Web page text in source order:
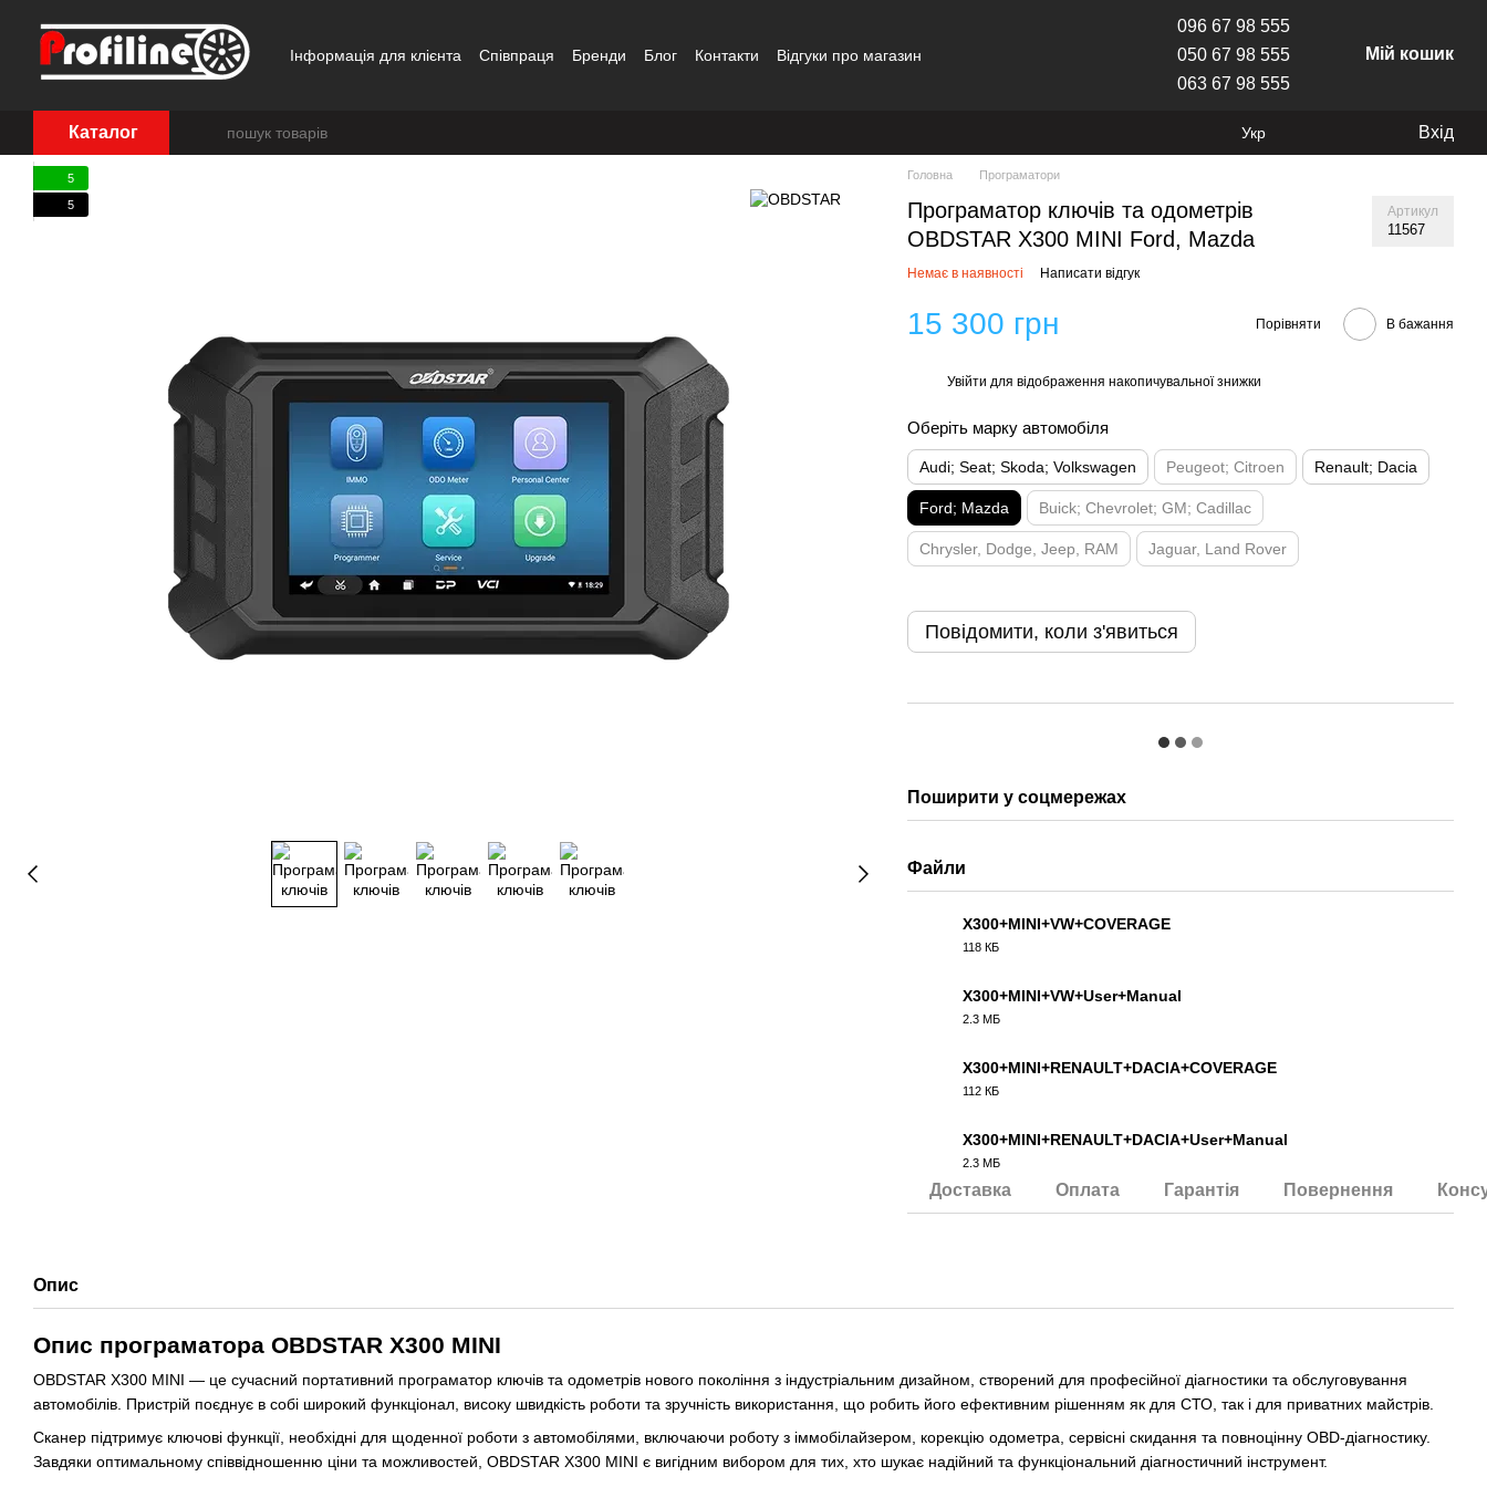
Інформація для клієнта Співпраця Бренди Блог Контакти Відгуки про магазин
096 67 98 555
050 67 98 555
063 67 98 555
Мій кошик
Каталог Укр Вхід
5
5
Головна Програматори
Програматор ключів та одометрів
OBDSTAR X300 MINI Ford, Mazda
Артикул
11567
Немає в наявності Написати відгук
15 300 грн Порівняти В бажання
Увійти для відображення накопичувальної знижки
Оберіть марку автомобіля
Audi; Seat; Skoda; Volkswagen Peugeot; Citroen Renault; Dacia
Ford; Mazda Buick; Chevrolet; GM; Cadillac
Chrysler, Dodge, Jeep, RAM Jaguar, Land Rover
Повідомити, коли з'явиться
Поширити у соцмережах
Файли
X300+MINI+VW+COVERAGE
118 КБ
X300+MINI+VW+User+Manual
2.3 МБ
X300+MINI+RENAULT+DACIA+COVERAGE
112 КБ
X300+MINI+RENAULT+DACIA+User+Manual
2.3 МБ
Доставка Оплата Гарантія Повернення
Опис
Опис програматора OBDSTAR X300 MINI
OBDSTAR X300 MINI — це сучасний портативний програматор ключів та одометрів нового покоління з індустріальним дизайном, створений для професійної діагностики та обслуговування
автомобілів. Пристрій поєднує в собі широкий функціонал, високу швидкість роботи та зручність використання, що робить його ефективним рішенням як для СТО, так і для приватних майстрів.
Сканер підтримує ключові функції, необхідні для щоденної роботи з автомобілями, включаючи роботу з іммобілайзером, корекцію одометра, сервісні скидання та повноцінну OBD-діагностику.
Завдяки оптимальному співвідношенню ціни та можливостей, OBDSTAR X300 MINI є вигідним вибором для тих, хто шукає надійний та функціональний діагностичний інструмент.